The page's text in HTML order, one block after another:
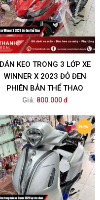
DÁN KEO TRONG 3 LỚP XE
WINNER X 2023 ĐỎ ĐEN
PHIÊN BẢN THỂ THAO
Giá: 800.000 đ